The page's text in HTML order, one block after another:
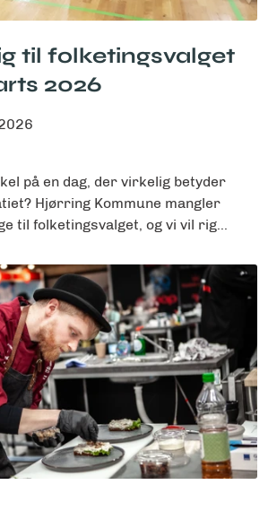
til folketingsvalget
2026
på en dag, der virkelig betyder
Hjørring Kommune mangler
til folketingsvalget, og vi vil rig...